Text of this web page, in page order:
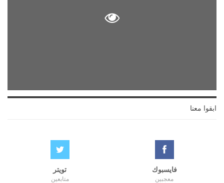
ابقوا معنا
فايسبوك
معجبين
تويتر
متابعين